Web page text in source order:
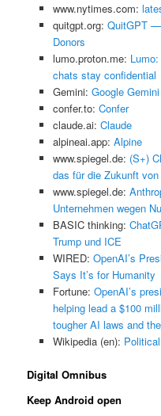
www.nytimes.com:
quitgpt.org: QuitGPT —
Donors
lumo.proton.me:
chats stay confidential
Gemini: ‎Google Gemini
confer.to: Confer
claude.ai: Claude
alpineai.app: Alpine
www.spiegel.de: (S+)
das für die Zukunft
www.spiegel.de:
Unternehmen wegen
BASIC thinking:
Trump und ICE
WIRED: OpenAI’s
Says It’s for Humanity
Fortune: OpenAI’s
helping lead a $100
tougher AI laws and
Wikipedia (en):
Digital Omnibus
Keep Android open